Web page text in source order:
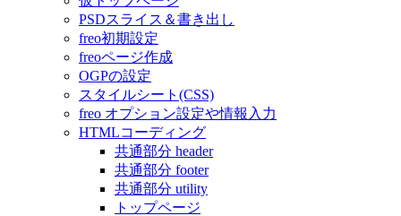
PSDスライス＆書き出し
freo初期設定
freoページ作成
OGPの設定
スタイルシート(CSS)
freo オプション設定や情報入力
HTMLコーディング
共通部分 header
共通部分 footer
共通部分 utility
トップページ